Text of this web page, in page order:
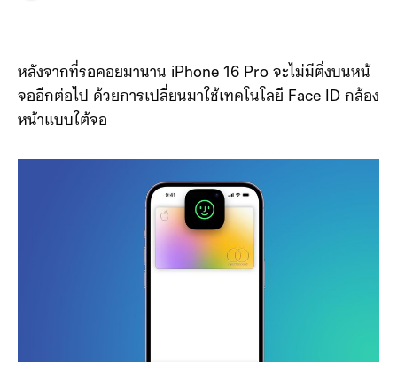
หลังจากที่รอคอยมานาน iPhone 16 Pro จะไม่มีติ่งบนหน้
จออีกต่อไป ด้วยการเปลี่ยนมาใช้เทคโนโลยี Face ID กล้อง
หน้าแบบใต้จอ